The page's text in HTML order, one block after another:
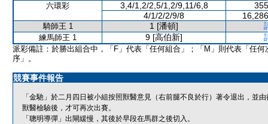
六環彩 3,4/1,2/2,5/1,2/9,11/6,8
4/1/2/2/9/8
騎師王 1 1 [潘頓]
練馬師王 1 9 [高伯新]
派彩備註：於勝出組合中，「F」代表「任何組合」；「M」則代表「任何
序」。
競賽事件報告
「金馳」於二月四日被小組按照獸醫意見（右前腿不良於行）著令退出，並
獸醫檢驗後，才可再次出賽。
「聰明導彈」出閘緩慢，其後於早段在馬群之後切入。